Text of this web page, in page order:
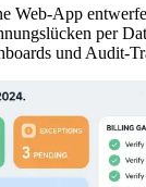
Web‑App
per
und